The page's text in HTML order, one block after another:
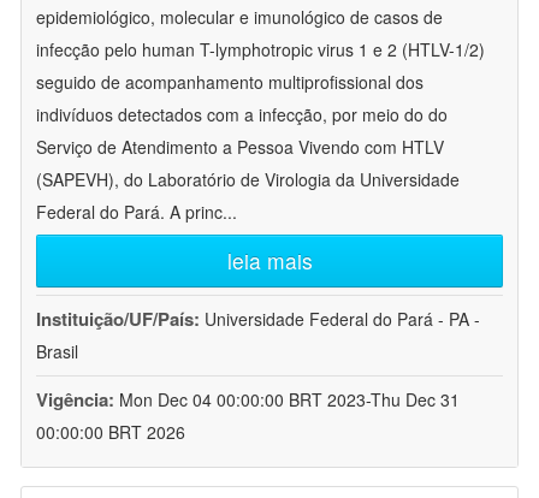
epidemiológico, molecular e imunológico de casos de
infecção pelo human T-lymphotropic virus 1 e 2 (HTLV-1/2)
seguido de acompanhamento multiprofissional dos
indivíduos detectados com a infecção, por meio do do
Serviço de Atendimento a Pessoa Vivendo com HTLV
(SAPEVH), do Laboratório de Virologia da Universidade
Federal do Pará. A princ...
leia mais
Instituição/UF/País: Universidade Federal do Pará - PA -
Brasil
Vigência: Mon Dec 04 00:00:00 BRT 2023-Thu Dec 31
00:00:00 BRT 2026